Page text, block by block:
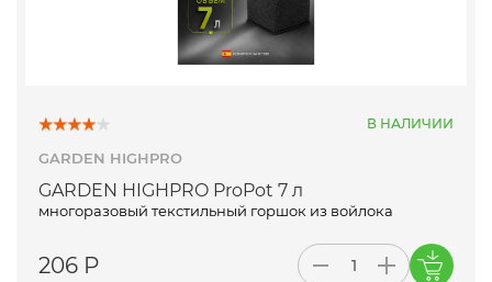
В НАЛИЧИИ
GARDEN HIGHPRO
GARDEN HIGHPRO ProPot 7 л
многоразовый текстильный горшок из войлока
206 Р